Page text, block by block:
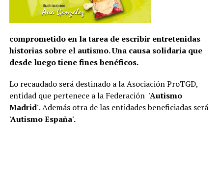
comprometido en la tarea de escribir entretenidas
historias sobre el autismo. Una causa solidaria que
desde luego tiene fines benéficos.
Lo recaudado será destinado a la Asociación ProTGD,
entidad que pertenece a la Federación 'Autismo
Madrid'. Además otra de las entidades beneficiadas será
'Autismo España'.